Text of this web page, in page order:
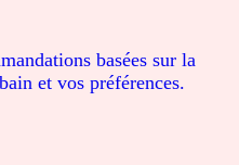
basées sur la
et vos préférences.